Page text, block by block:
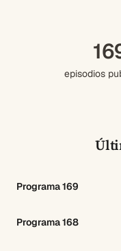
episodios
Programa 169
Programa 168